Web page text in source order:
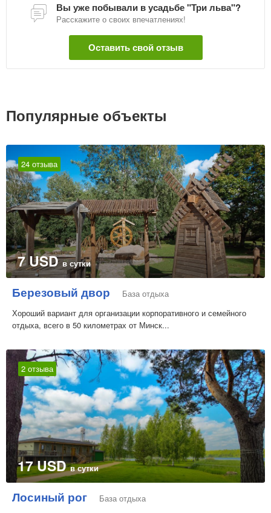
Вы уже побывали в усадьбе "Три льва"?
Расскажите о своих впечатлениях!
Оставить свой отзыв
Популярные объекты
24 отзыва
7 USDв сутки
Березовый двор
База отдыха
Хороший вариант для организации корпоративного и семейного
отдыха, всего в 50 километрах от Минск...
2 отзыва
17 USDв сутки
Лосиный рог
База отдыха